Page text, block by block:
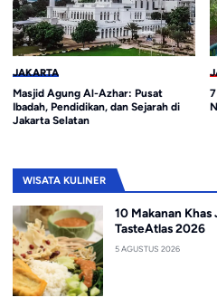
JAKARTA
Masjid Agung Al-Azhar: Pusat
Ibadah, Pendidikan, dan Sejarah di
Jakarta Selatan
WISATA KULINER
10 Makanan
TasteAtlas 2026
5 AGUSTUS 2026